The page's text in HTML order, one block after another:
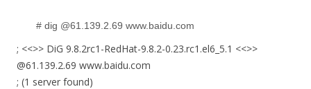
# dig @61.139.2.69 www.baidu.com
; <<>> DiG 9.8.2rc1-RedHat-9.8.2-0.23.rc1.el6_5.1 <<>>
@61.139.2.69 www.baidu.com
; (1 server found)